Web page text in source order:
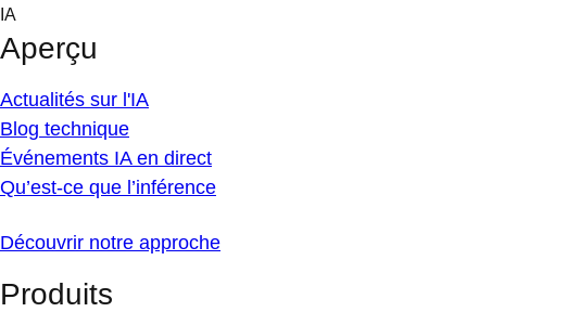
Skip
content
IA
Aperçu
Actualités sur l'IA
Blog technique
Événements IA en direct
Qu’est-ce que l’inférence
Découvrir notre approche
Produits